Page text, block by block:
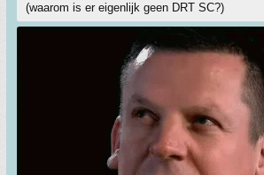
(waarom is er eigenlijk geen DRT SC?)